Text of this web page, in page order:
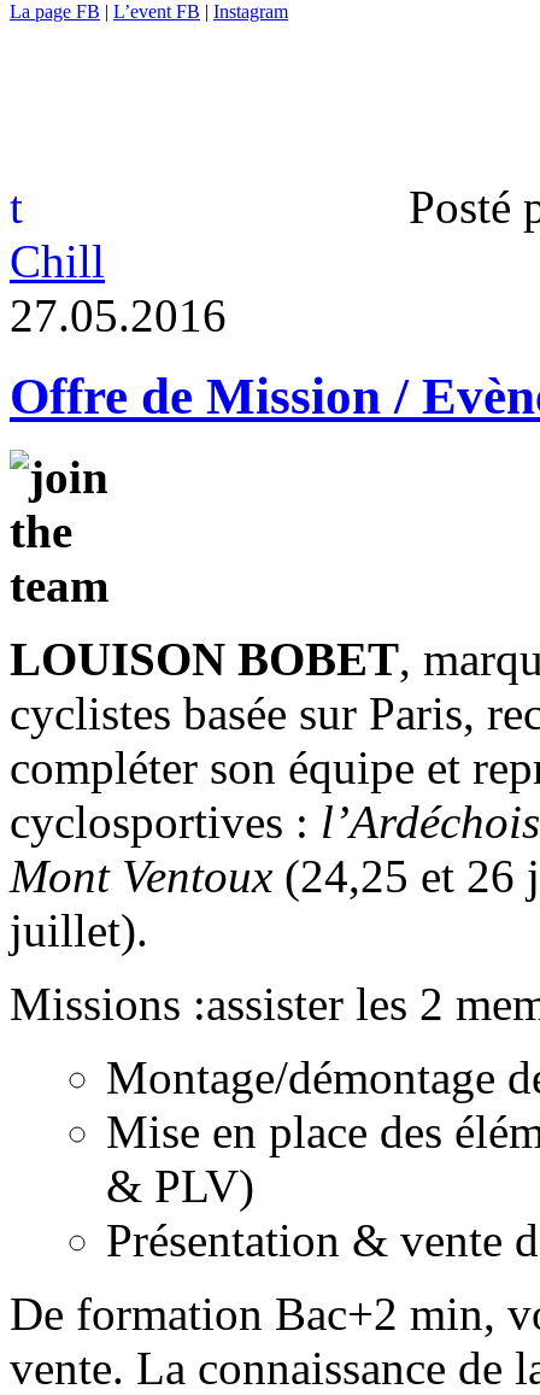
La page FB | L’event FB | Instagram
t
Posté
Chill
27.05.2016
Offre de Mission /
LOUISON BOBET,
cyclistes basée sur Paris,
compléter son équipe et
cyclosportives :
Mont Ventoux (24,25 et 26
juillet).
Missions :assister les 2
Montage/démontage
Mise en place des
& PLV)
Présentation & vente
De formation Bac+2 min,
vente. La connaissance de